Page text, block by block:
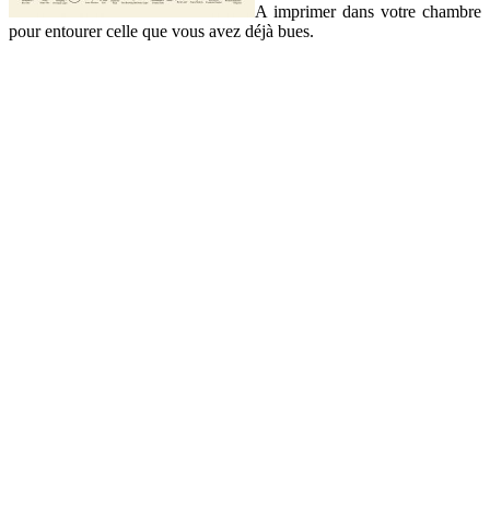
A imprimer dans votre chambre
pour entourer celle que vous avez déjà bues.